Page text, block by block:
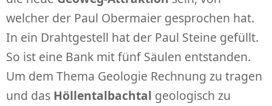
welcher der Paul Obermaier gesprochen hat.
In ein Drahtgestell hat der Paul Steine gefüllt.
So ist eine Bank mit fünf Säulen entstanden.
Um dem Thema Geologie Rechnung zu tragen
und das Höllentalbachtal geologisch zu